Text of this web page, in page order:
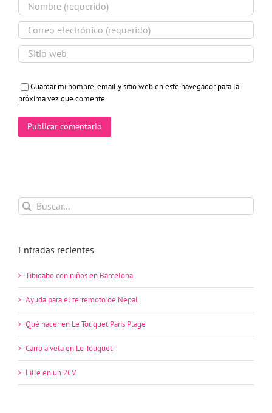
Guardar mi nombre, email y sitio web en este navegador para la
próxima vez que comente.
Buscar:
Entradas recientes
Tibidabo con niños en Barcelona
Ayuda para el terremoto de Nepal
Qué hacer en Le Touquet Paris Plage
Carro a vela en Le Touquet
Lille en un 2CV